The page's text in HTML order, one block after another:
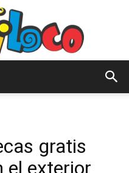
gratis
el exterior